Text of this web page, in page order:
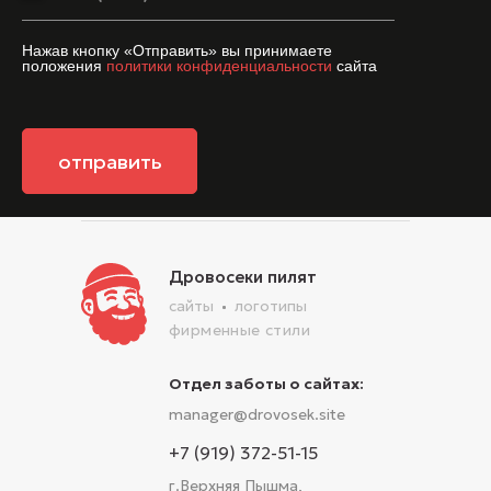
Нажав кнопку «Отправить» вы принимаете
положения политики конфиденциальности сайта
отправить
Отдел заботы о сайтах:
manager@drovosek.site
г.Верхняя Пышма,
+7 (919) 372-51-15
сайты
логотипы
фирменные стили
Дровосеки пилят